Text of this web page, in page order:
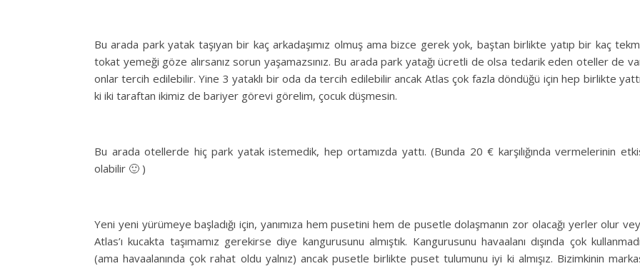
Bu arada park yatak taşıyan bir kaç arkadaşımız olmuş ama bizce gerek yok, baştan birlikte yatıp bir kaç
tokat yemeği göze alırsanız sorun yaşamazsınız. Bu arada park yatağı ücretli de olsa tedarik eden oteller de
onlar tercih edilebilir. Yine 3 yataklı bir oda da tercih edilebilir ancak Atlas çok fazla döndüğü için hep birlikte
ki iki taraftan ikimiz de bariyer görevi görelim, çocuk düşmesin.
Bu arada otellerde hiç park yatak istemedik, hep ortamızda yattı. (Bunda 20 € karşılığında vermelerinin
olabilir 🙂 )
Yeni yeni yürümeye başladığı için, yanımıza hem pusetini hem de pusetle dolaşmanın zor olacağı yerler olur
Atlas’ı kucakta taşımamız gerekirse diye kangurusunu almıştık. Kangurusunu havaalanı dışında çok
(ama havaalanında çok rahat oldu yalnız) ancak pusetle birlikte puset tulumunu iyi ki almışız. Bizimkinin